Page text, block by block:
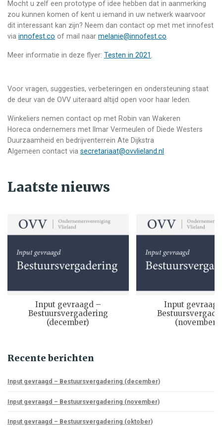
Mocht u zelf een prototype of idee hebben dat in aanmerking
zou kunnen komen of kent u iemand in uw netwerk waarvoor
dit interessant kan zijn? Neem dan contact op met met innofest
via innofest.co of mail naar melanie@innofest.co.
Meer informatie in deze flyer: Testen in 2021 .
Voor vragen, suggesties, verbeteringen en ondersteuning staat
de deur van de OVV uiteraard altijd open voor haar leden.
Winkeliers nemen contact op met Robin van Wakeren
Horeca ondernemers met Ilmar Vermeulen of Diede Westers
Duurzaamheid en bedrijventerrein Ate Dijkstra
Algemeen contact via secretariaat@ovvlieland.nl
Laatste nieuws
Input gevraagd –
Bestuursvergadering
(december)
Input
(november)
Recente berichten
Input gevraagd – Bestuursvergadering (december)
Input gevraagd – Bestuursvergadering (november)
Input gevraagd – Bestuursvergadering (oktober)